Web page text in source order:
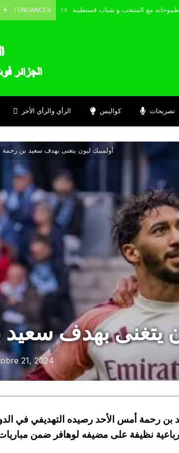
TENDANCES
8, 2024 يتحدث عن طموحاته مع المنتخب و شباب قسنطينة
الرأي والرأي الأخر كواليس تصريحات
أولمبيك ليون يتغنى بهدف سعيد بن رحمة
يتغنى بهدف
21, 2024
بن رحمة أمس الأحد رصيده التهديفي في
نظيفة على مضيفه لوهافر ضمن